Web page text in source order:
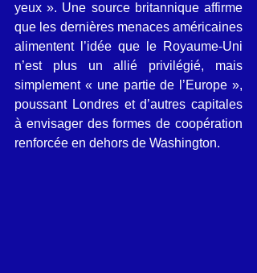
yeux ». Une source britannique affirme
que les dernières menaces américaines
alimentent l’idée que le Royaume-Uni
n’est plus un allié privilégié, mais
simplement « une partie de l’Europe »,
poussant Londres et d’autres capitales
à envisager des formes de coopération
renforcée en dehors de Washington.